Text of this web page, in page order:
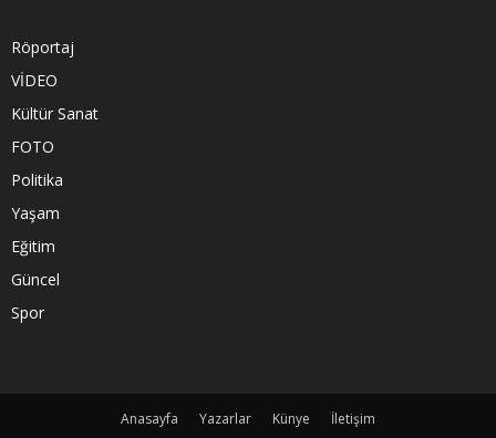
Röportaj
VİDEO
Kültür Sanat
FOTO
Politika
Yaşam
Eğitim
Güncel
Spor
Anasayfa Yazarlar Künye
İletişim